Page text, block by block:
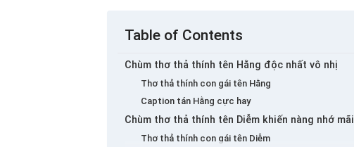
Table of Contents
Chùm thơ thả thính tên Hằng độc nhất vô nhị
Thơ thả thính con gái tên Hằng
Caption tán Hằng cực hay
Chùm thơ thả thính tên Diễm khiến nàng nhớ mãi
Thơ thả thính con gái tên Diễm